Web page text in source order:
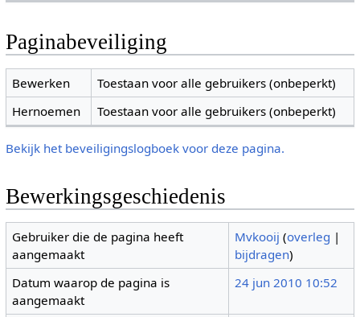
Paginabeveiliging
Bewerken
Toestaan voor alle gebruikers (onbeperkt)
Hernoemen
Toestaan voor alle gebruikers (onbeperkt)
Bekijk het beveiligingslogboek voor deze pagina.
Bewerkingsgeschiedenis
Gebruiker die de pagina heeft
aangemaakt
Mvkooij (overleg |
bijdragen)
Datum waarop de pagina is
aangemaakt
24 jun 2010 10:52